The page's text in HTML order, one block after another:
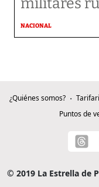
NACIONAL
¿Quiénes somos?
Puntos de
© 2019 La Estrella de